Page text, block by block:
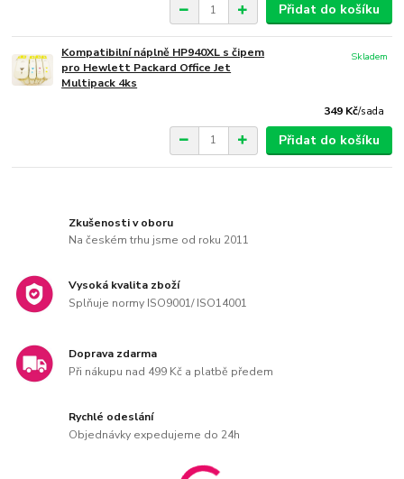
Přidat do košíku
Kompatibilní náplně HP940XL s čipem
pro Hewlett Packard Office Jet
Multipack 4ks
349 Kč/sada
Skladem
Přidat do košíku
Zkušenosti v oboru
Na českém trhu jsme od roku 2011
Vysoká kvalita zboží
Splňuje normy ISO9001/ ISO14001
Doprava zdarma
Při nákupu nad 499 Kč a platbě předem
Rychlé odeslání
Objednávky expedujeme do 24h